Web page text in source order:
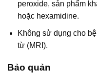
peroxide, sản phẩm
hoặc hexamidine.
Không sử dụng cho
từ (MRI).
Bảo quản